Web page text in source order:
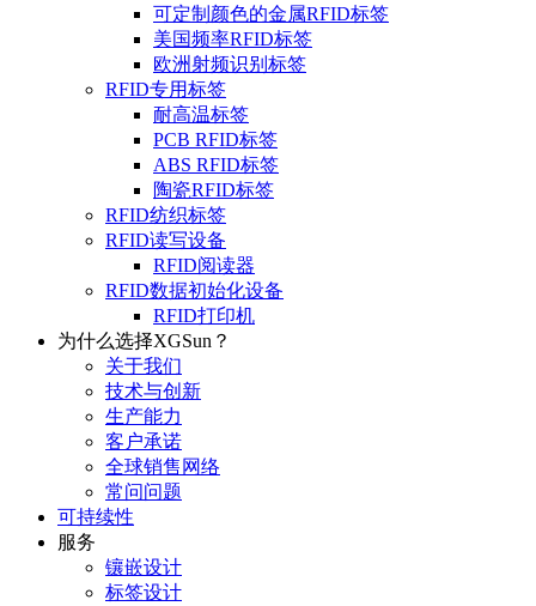
可定制颜色的金属RFID标签
美国频率RFID标签
欧洲射频识别标签
RFID专用标签
耐高温标签
PCB RFID标签
ABS RFID标签
陶瓷RFID标签
RFID纺织标签
RFID读写设备
RFID阅读器
RFID数据初始化设备
RFID打印机
为什么选择XGSun？
关于我们
技术与创新
生产能力
客户承诺
全球销售网络
常问问题
可持续性
服务
镶嵌设计
标签设计